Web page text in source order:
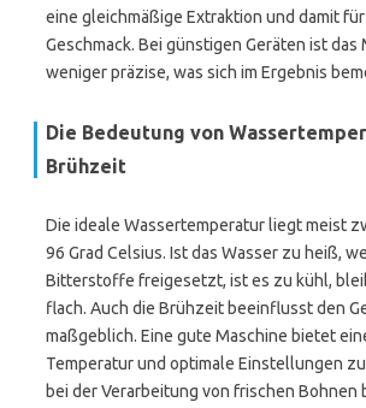
eine gleichmäßige Extraktion und damit
Geschmack. Bei günstigen Geräten ist
weniger präzise, was sich im Ergebnis
Die Bedeutung von
Brühzeit
Die ideale Wassertemperatur liegt meist
96 Grad Celsius. Ist das Wasser zu heiß,
Bitterstoffe freigesetzt, ist es zu kühl,
flach. Auch die Brühzeit beeinflusst den
maßgeblich. Eine gute Maschine bietet
Temperatur und optimale Einstellungen
bei der Verarbeitung von frischen Bohnen